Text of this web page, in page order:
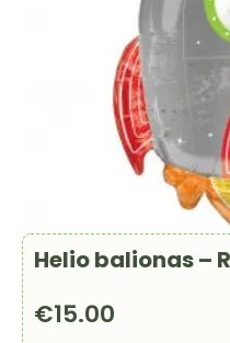
Helio balionas –
€15.00